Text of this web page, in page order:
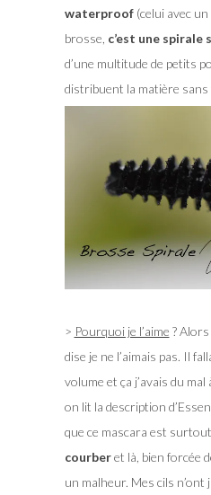
waterproof(celui avec
brosse, c’est une spirale
d’une multitude de petits
distribuent la matière sans
> Pourquoi je l’aime ? Alors
dise je ne l’aimais pas. Il
volume et ça j’avais du mal
on lit la description
que ce mascara est
courberet là, bien forcée
un malheur. Mes cils n’ont